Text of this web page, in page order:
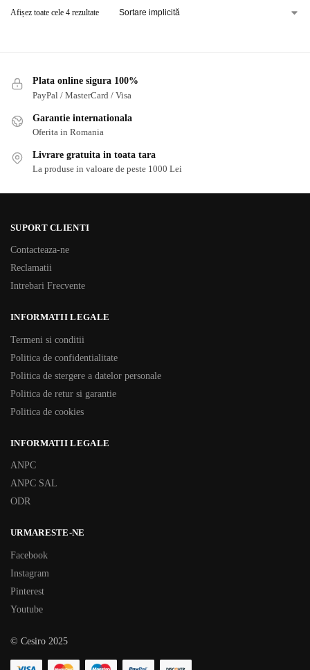
Afișez toate cele 4 rezultate
Plata online sigura 100%
PayPal / MasterCard / Visa
Garantie internationala
Oferita in Romania
Livrare gratuita in toata tara
La produse in valoare de peste 1000 Lei
SUPORT CLIENTI
Contacteaza-ne
Reclamatii
Intrebari Frecvente
INFORMATII LEGALE
Termeni si conditii
Politica de confidentialitate
Politica de stergere a datelor personale
Politica de retur si garantie
Politica de cookies
INFORMATII LEGALE
ANPC
ANPC SAL
ODR
URMARESTE-NE
Facebook
Instagram
Pinterest
Youtube
© Cesiro 2025